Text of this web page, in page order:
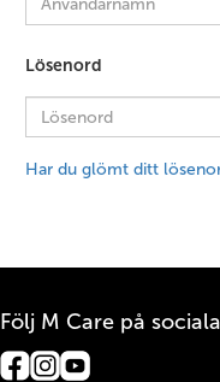
Lösenord
Har du glömt ditt
Följ M Care på